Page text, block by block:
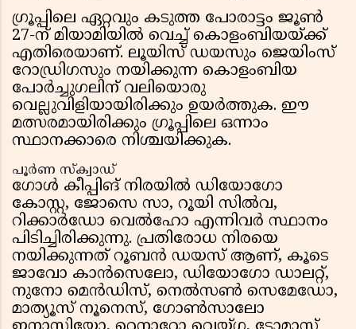
ഗ്രൂപ്പിലെ ഏറ്റവും കടുത്ത പോരാട്ടം ജൂൺ
27-ന് മിയാമിയിൽ വെച്ച് കൊളംബിയയ്ക്ക്
എതിരെയാണ്. ലൂയിസ് ഡയസും ജെയിംസ്
റോഡ്രിഗസും നയിക്കുന്ന കൊളംബിയ
പോർച്ചുഗലിന് വലിയൊരു
വെല്ലുവിളിയായിരിക്കും ഉയർത്തുക. ഈ
മത്സരമായിരിക്കും ഗ്രൂപ്പിലെ ഒന്നാം
സ്ഥാനക്കാരെ നിശ്ചയിക്കുക.
പൂർണ സ്ക്വാഡ്
ഗോൾ കീപ്പിങ് നിരയിൽ ഡിയോഗോ
കോസ്റ്റ, ജോസെ സാ, റൂയി സിൽവ,
റിക്കാർഡോ വെൽഹോ എന്നിവർ സ്ഥാനം
പിടിച്ചിരിക്കുന്നു. പ്രതിരോധ നിരയെ
നയിക്കുന്നത് റൂബൻ ഡയസ് ആണ്, കൂടെ
ജാവോ കാൻസെലോ, ഡിയോഗോ ഡാലറ്റ്,
നുനോ മെൻഡിസ്, നെൽസൺ സെമേഡോ,
മാത്യൂസ് നൂനെസ്, ഗോൺസാലോ